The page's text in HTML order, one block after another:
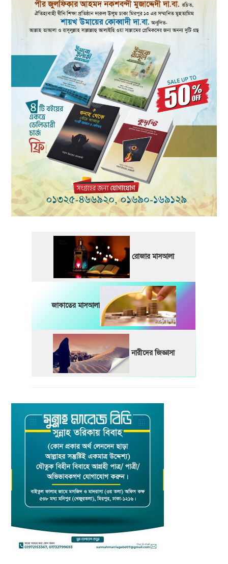
রোজার মাসআলা
জাকাতের মাসআলা
নারীদের জিজ্ঞাসা